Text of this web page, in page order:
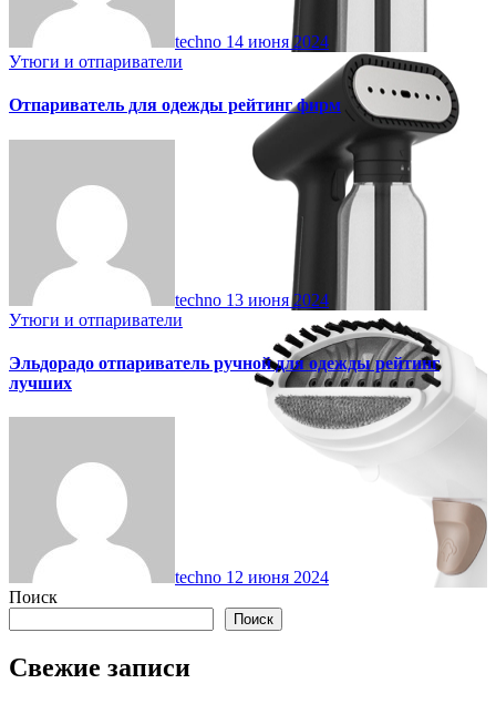
techno 14 июня 2024
Утюги и отпариватели
Отпариватель для одежды рейтинг фирм
techno 13 июня 2024
Утюги и отпариватели
Эльдорадо отпариватель ручной для одежды рейтинг
лучших
techno 12 июня 2024
Поиск
Поиск
Свежие записи